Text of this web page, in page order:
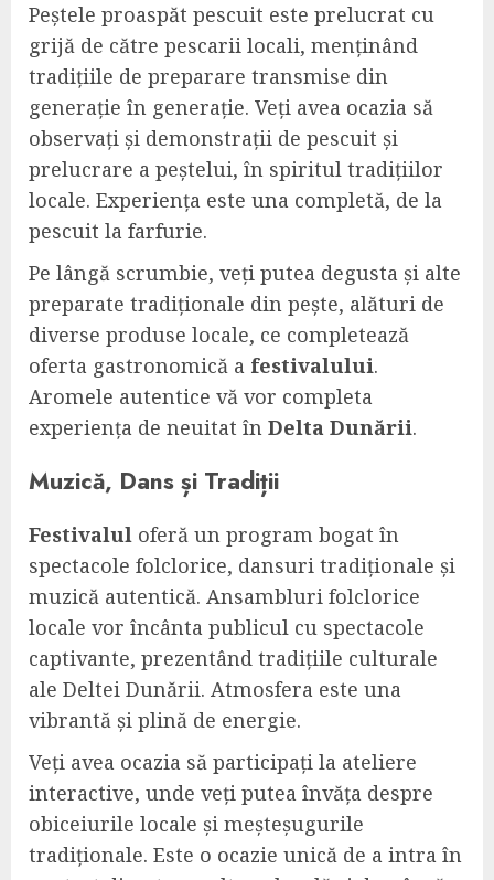
Peștele proaspăt pescuit este prelucrat cu
grijă de către pescarii locali, menținând
tradițiile de preparare transmise din
generație în generație. Veți avea ocazia să
observați și demonstrații de pescuit și
prelucrare a peștelui, în spiritul tradițiilor
locale. Experiența este una completă, de la
pescuit la farfurie.
Pe lângă scrumbie, veți putea degusta și alte
preparate tradiționale din pește, alături de
diverse produse locale, ce completează
oferta gastronomică a festivalului.
Aromele autentice vă vor completa
experiența de neuitat în Delta Dunării.
Muzică, Dans și Tradiții
Festivalul oferă un program bogat în
spectacole folclorice, dansuri tradiționale și
muzică autentică. Ansambluri folclorice
locale vor încânta publicul cu spectacole
captivante, prezentând tradițiile culturale
ale Deltei Dunării. Atmosfera este una
vibrantă și plină de energie.
Veți avea ocazia să participați la ateliere
interactive, unde veți putea învăța despre
obiceiurile locale și meșteșugurile
tradiționale. Este o ocazie unică de a intra în